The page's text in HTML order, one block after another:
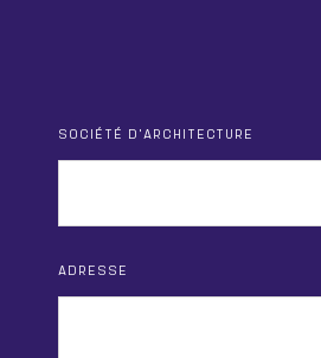
SOCIÉTÉ D'ARCHITECTURE
ADRESSE